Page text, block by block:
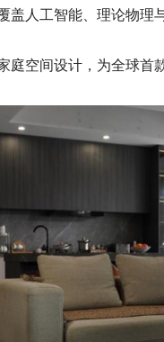
人工智能、理论物理
空间设计，为全球首